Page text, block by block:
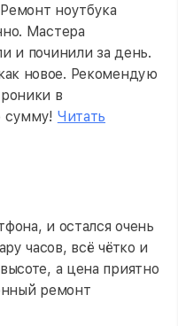
ноутбука
Мастера
и починили за день.
новое. Рекомендую
в
сумму! Читать
и остался очень
часов, всё чётко и
а цена приятно
ремонт